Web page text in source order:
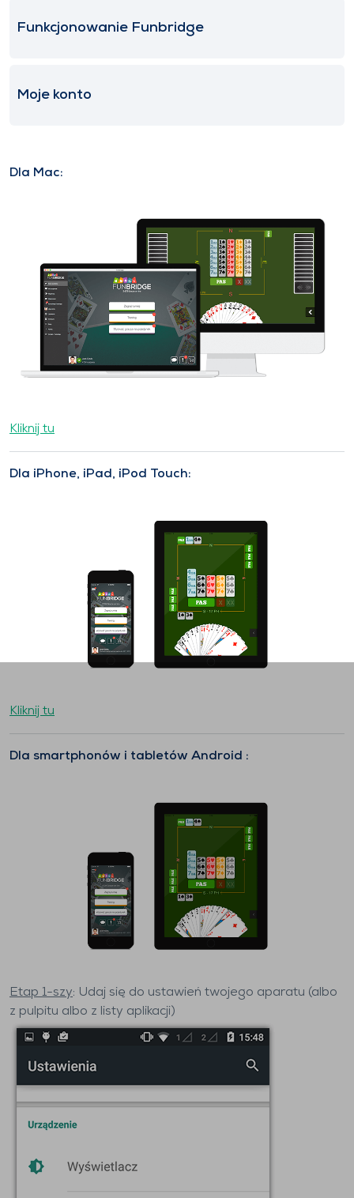
Funkcjonowanie Funbridge
Moje konto
Dla Mac:
Kliknij tu
Dla iPhone, iPad, iPod Touch:
Kliknij tu
Dla smartphonów i tabletów Android :
Etap 1-szy: Udaj się do ustawień twojego aparatu (albo
z pulpitu albo z listy aplikacji)